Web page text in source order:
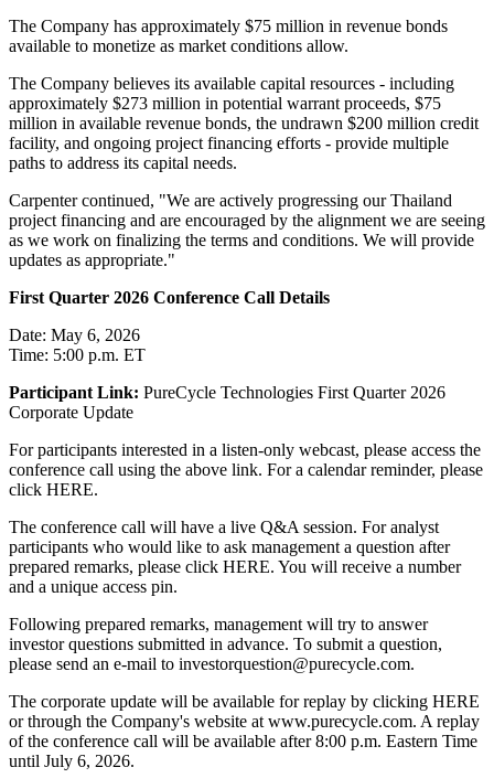
The Company has approximately $75 million in revenue bonds
available to monetize as market conditions allow.
The Company believes its available capital resources - including
approximately $273 million in potential warrant proceeds, $75
million in available revenue bonds, the undrawn $200 million credit
facility, and ongoing project financing efforts - provide multiple
paths to address its capital needs.
Carpenter continued, "We are actively progressing our Thailand
project financing and are encouraged by the alignment we are seeing
as we work on finalizing the terms and conditions. We will provide
updates as appropriate."
First Quarter 2026 Conference Call Details
Date: May 6, 2026
Time: 5:00 p.m. ET
Participant Link: PureCycle Technologies First Quarter 2026
Corporate Update
For participants interested in a listen-only webcast, please access the
conference call using the above link. For a calendar reminder, please
click HERE.
The conference call will have a live Q&A session. For analyst
participants who would like to ask management a question after
prepared remarks, please click HERE. You will receive a number
and a unique access pin.
Following prepared remarks, management will try to answer
investor questions submitted in advance. To submit a question,
please send an e-mail to investorquestion@purecycle.com.
The corporate update will be available for replay by clicking HERE
or through the Company's website at www.purecycle.com. A replay
of the conference call will be available after 8:00 p.m. Eastern Time
until July 6, 2026.